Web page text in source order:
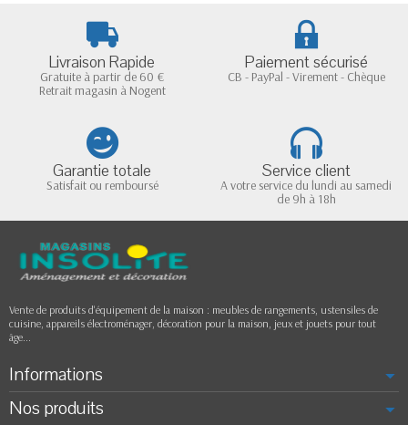
Livraison Rapide
Gratuite à partir de 60 €
Retrait magasin à Nogent
Paiement sécurisé
CB - PayPal - Virement - Chèque
Garantie totale
Satisfait ou remboursé
Service client
A votre service du lundi au samedi
de 9h à 18h
Vente de produits d'équipement de la maison : meubles de rangements, ustensiles de
cuisine, appareils électroménager, décoration pour la maison, jeux et jouets pour tout
âge...
Informations
Nos produits